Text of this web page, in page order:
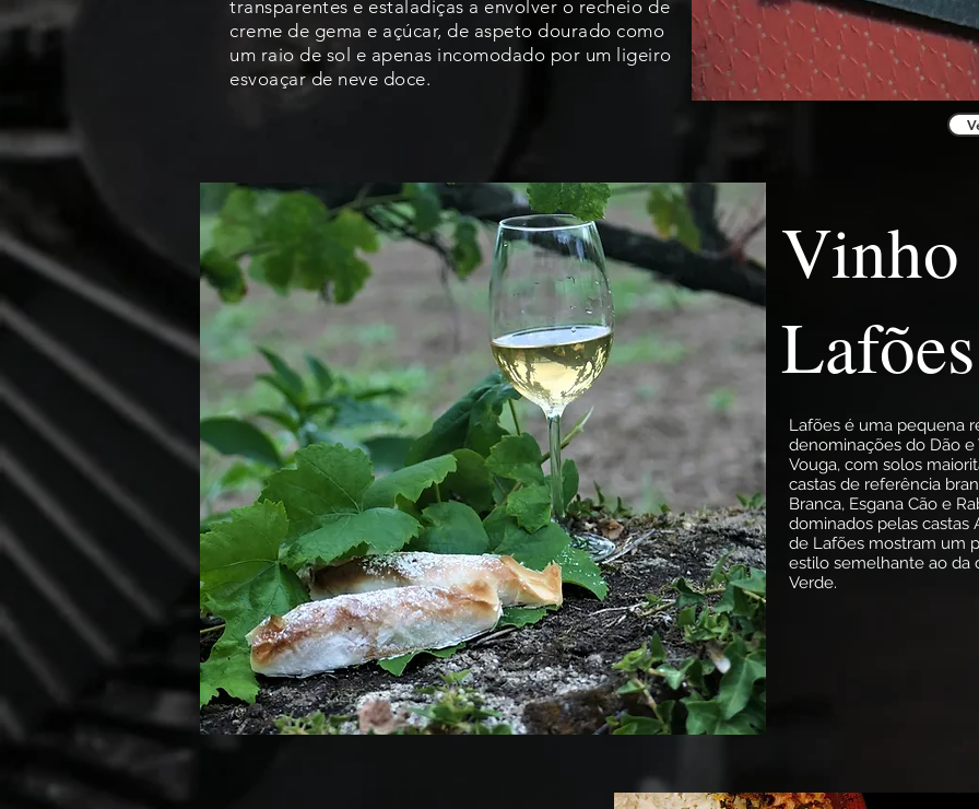
transparentes e estaladiças a envolver o recheio de
creme de gema e açúcar, de aspeto dourado como
um raio de sol e apenas incomodado por um ligeiro
esvoaçar de neve doce.
Vinho
Lafões
Lafões é uma pequena
denominações do Dão
Vouga, com solos
castas de referência
Branca, Esgana Cão e
dominados pelas castas
de Lafões mostram um
estilo semelhante ao da
Verde.